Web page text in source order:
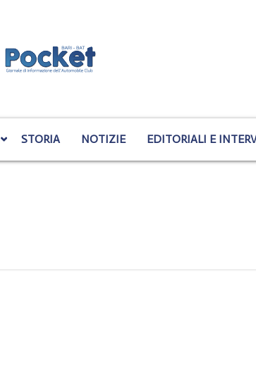
STORIA NOTIZIE EDITORIALI E